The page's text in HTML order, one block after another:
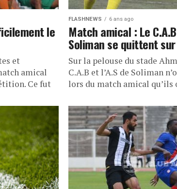
le
et
amical
Ce fut
FLASHNEWS 6 ans ago
Match amical : Le
Soliman se quittent
Sur la pelouse du stade
C.A.B et l’A.S de Soliman
lors du match amical qu’ils